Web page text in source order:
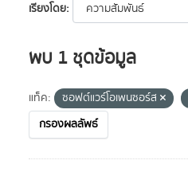
เรียงโดย
พบ 1 ชุดข้อมูล
แท็ค: ซอฟต์แวร์โอเพนซอร์ส
กรองผลลัพธ์